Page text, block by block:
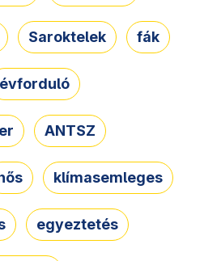
Saroktelek fák
évforduló
ANTSZ
klímasemleges
egyeztetés